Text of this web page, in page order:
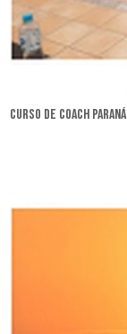
curso de coach Paraná